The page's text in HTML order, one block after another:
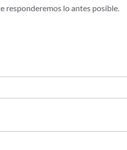
responderemos lo antes posible.